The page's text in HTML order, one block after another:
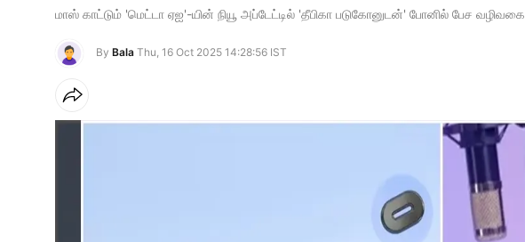
மாஸ் காட்டும் 'மெட்டா ஏஐ'-யின் நியூ அப்டேட்டில் 'தீபிகா படுகோனுடன்' போனில் பேச
By Bala Thu, 16 Oct 2025 14:28:56 IST